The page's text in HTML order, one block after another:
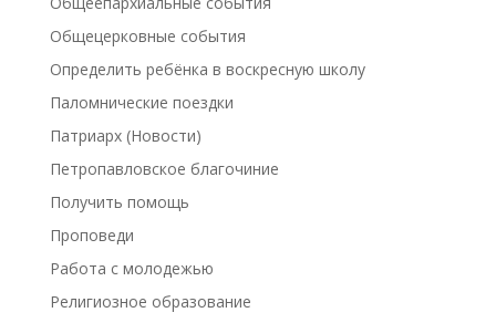
Общецерковные события
Определить ребёнка в воскресную школу
Паломнические поездки
Патриарх (Новости)
Петропавловское благочиние
Получить помощь
Проповеди
Работа с молодежью
Религиозное образование